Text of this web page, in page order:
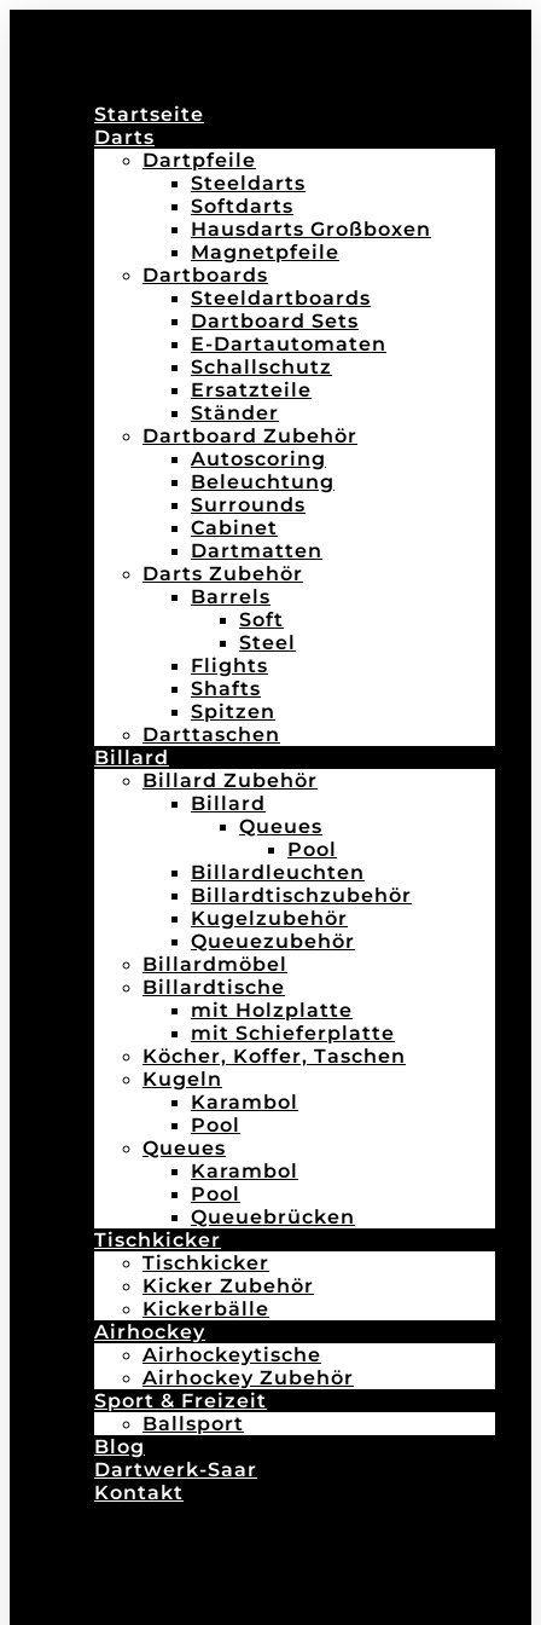
Startseite
Darts
Dartpfeile
Steeldarts
Softdarts
Hausdarts Großboxen
Magnetpfeile
Dartboards
Steeldartboards
Dartboard Sets
E-Dartautomaten
Schallschutz
Ersatzteile
Ständer
Dartboard Zubehör
Autoscoring
Beleuchtung
Surrounds
Cabinet
Dartmatten
Darts Zubehör
Barrels
Soft
Steel
Flights
Shafts
Spitzen
Darttaschen
Billard
Billard Zubehör
Billard
Queues
Pool
Billardleuchten
Billardtischzubehör
Kugelzubehör
Queuezubehör
Billardmöbel
Billardtische
mit Holzplatte
mit Schieferplatte
Köcher, Koffer, Taschen
Kugeln
Karambol
Pool
Queues
Karambol
Pool
Queuebrücken
Tischkicker
Tischkicker
Kicker Zubehör
Kickerbälle
Airhockey
Airhockeytische
Airhockey Zubehör
Sport & Freizeit
Ballsport
Blog
Dartwerk-Saar
Kontakt